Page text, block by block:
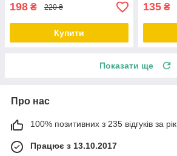
198 ₴ 220 ₴
Купити
135 ₴
Показати ще
Про нас
100% позитивних з 235 відгуків за рік
Працює з 13.10.2017